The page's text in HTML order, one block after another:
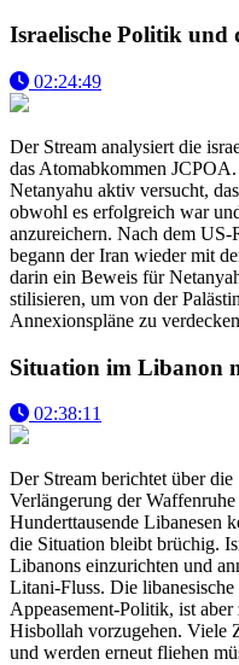
Israelische Politik und
02:24:49
Der Stream analysiert die
das Atomabkommen
Netanyahu aktiv versucht,
obwohl es erfolgreich war
anzureichern. Nach dem
begann der Iran wieder mit
darin ein Beweis für
stilisieren, um von der
Annexionspläne zu
Situation im Libanon
02:38:11
Der Stream berichtet über
Verlängerung der
Hunderttausende Libanesen
die Situation bleibt brüchig.
Libanons einzurichten und
Litani-Fluss. Die
Appeasement-Politik, ist
Hisbollah vorzugehen. Viele
und werden erneut fliehen